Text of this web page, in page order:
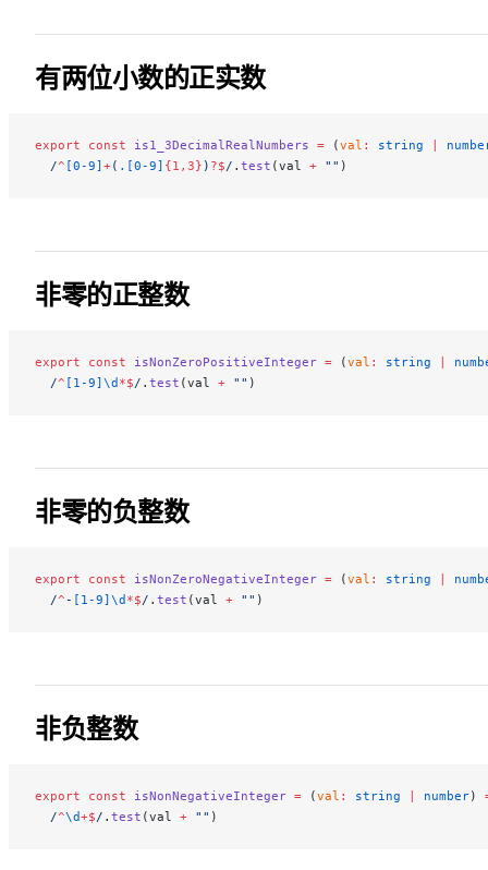
有两位小数的正实数
export const is1_3DecimalRealNumbers = (val : string |
  /
^ [0-9]+( .[0-9] {1,3} ) ?$/ . test (val + "" )
非零的正整数
export const isNonZeroPositiveInteger = (val : string |
  /
^ [1-9]\d*$/ . test (val + "" )
非零的负整数
export const isNonZeroNegativeInteger = (val : string |
  /
^- [1-9]\d*$/ . test (val + "" )
非负整数
export const isNonNegativeInteger = (val : string | number)
  /
^\d+$/ . test (val + "" )